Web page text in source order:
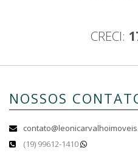
CRECI:
NOSSOS
(19) 99612-1410